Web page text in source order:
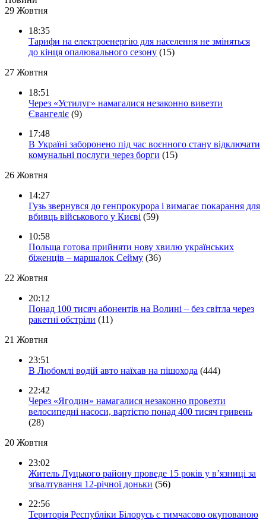
29 Жовтня
18:35
Тарифи на електроенергію для населення не зміняться
до кінця опалювального сезону (15)
27 Жовтня
18:51
Через «Устилуг» намагалися незаконно вивезти
Євангеліє (9)
17:48
В Україні заборонено під час воєнного стану відключати
комунальні послуги через борги (15)
26 Жовтня
14:27
Гузь звернувся до генпрокурора і вимагає покарання для
вбивць військового у Києві (59)
10:58
Польща готова прийняти нову хвилю українських
біженців – маршалок Сейму (36)
22 Жовтня
20:12
Понад 100 тисяч абонентів на Волині – без світла через
ракетні обстріли (11)
21 Жовтня
23:51
В Любомлі водій авто наїхав на пішохода (444)
22:42
Через «Ягодин» намагалися незаконно провезти
велосипедні насоси, вартістю понад 400 тисяч гривень
(28)
20 Жовтня
23:02
Житель Луцького району проведе 15 років у в’язниці за
зґвалтування 12-річної доньки (56)
22:56
Територія Республіки Білорусь є тимчасово окупованою